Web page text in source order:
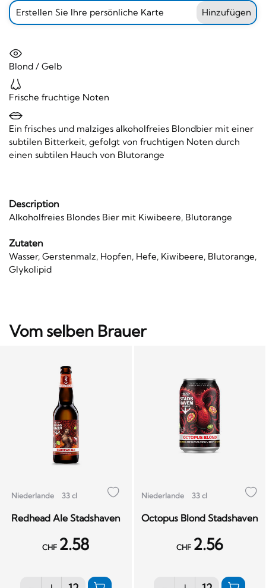
Erstellen Sie Ihre persönliche Karte Hinzufügen
Blond / Gelb
Frische fruchtige Noten
Ein frisches und malziges alkoholfreies Blondbier mit einer
subtilen Bitterkeit, gefolgt von fruchtigen Noten durch
einen subtilen Hauch von Blutorange
Description
Alkoholfreies Blondes Bier mit Kiwibeere, Blutorange
Zutaten
Wasser, Gerstenmalz, Hopfen, Hefe, Kiwibeere, Blutorange,
Glykolipid
Vom selben Brauer
Niederlande 33 cl
Redhead Ale Stadshaven
CHF 2.58
Niederlande 33 cl
Octopus Blond Stadshaven
CHF 2.56